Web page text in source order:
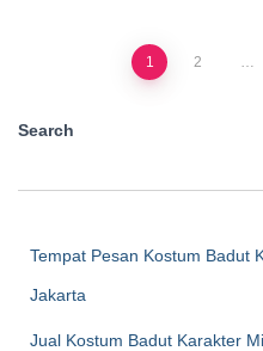
pagination
1 2 …
Search
Tempat Pesan Kostum Badut
Jakarta
Jual Kostum Badut Karakter